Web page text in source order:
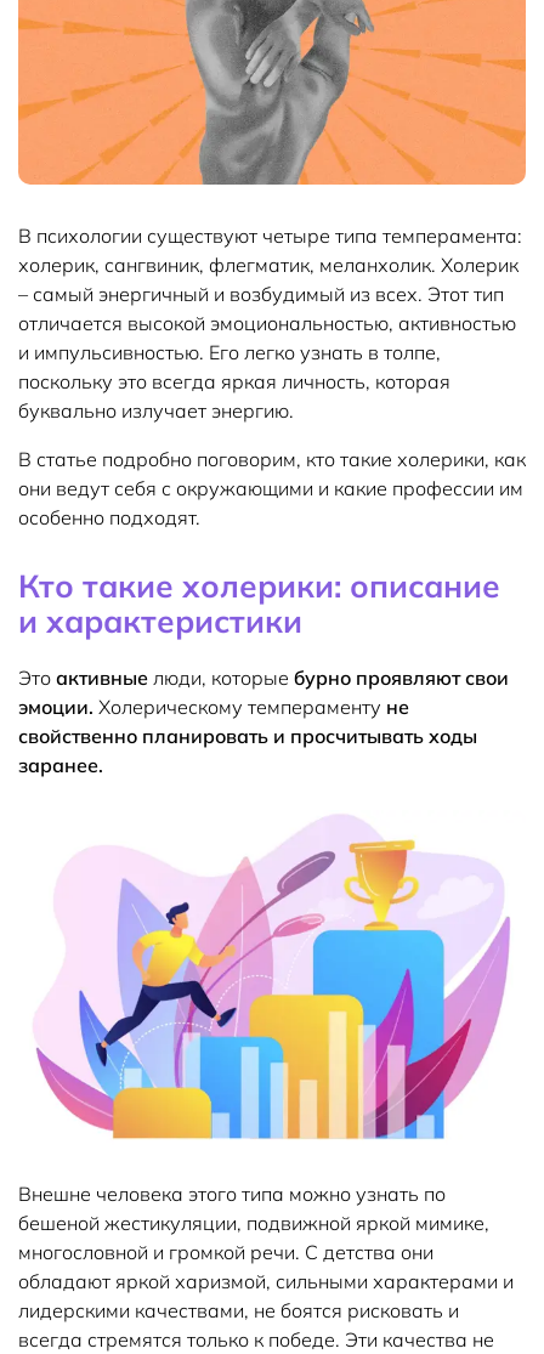
В психологии существуют четыре типа темперамента:
холерик, сангвиник, флегматик, меланхолик. Холерик
– самый энергичный и возбудимый из всех. Этот тип
отличается высокой эмоциональностью, активностью
и импульсивностью. Его легко узнать в толпе,
поскольку это всегда яркая личность, которая
буквально излучает энергию.
В статье подробно поговорим, кто такие холерики, как
они ведут себя с окружающими и какие профессии им
особенно подходят.
Кто такие холерики: описание
и характеристики
Это активные люди, которые бурно проявляют свои
эмоции. Холерическому темпераменту не
свойственно планировать и просчитывать ходы
заранее.
Внешне человека этого типа можно узнать по
бешеной жестикуляции, подвижной яркой мимике,
многословной и громкой речи. С детства они
обладают яркой харизмой, сильными характерами и
лидерскими качествами, не боятся рисковать и
всегда стремятся только к победе. Эти качества не